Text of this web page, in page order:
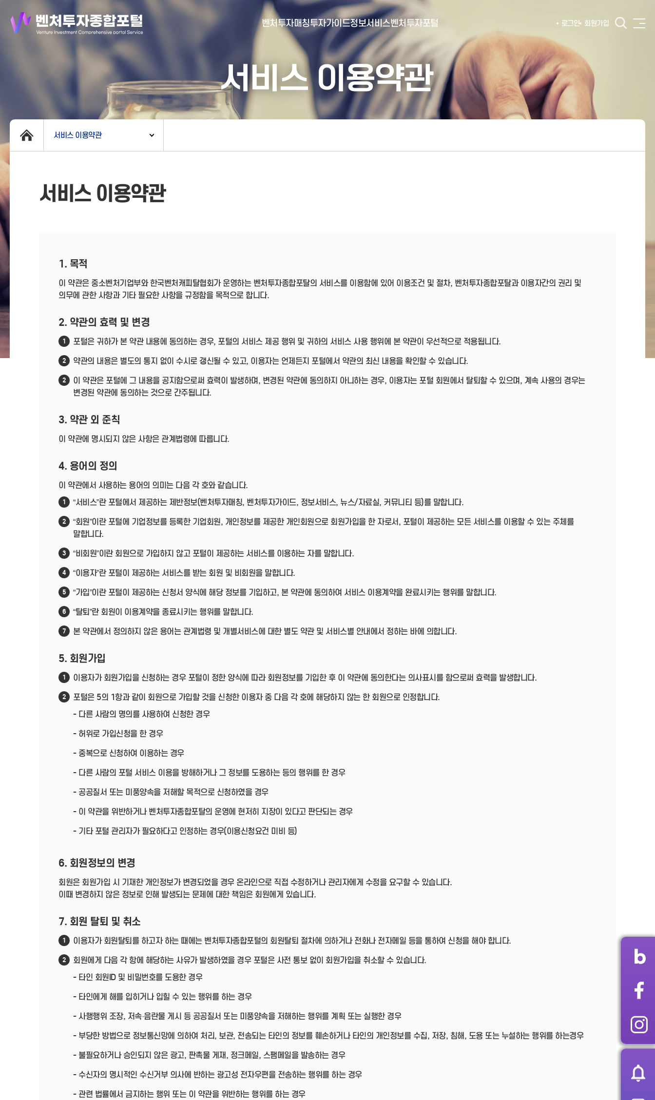
벤처투자매칭
- 벤처투자회사 전자공시
- 벤처투자마트란?
투자가이드정보서비스
- 대시보드
- 투자실적
- 민간벤처통계
- 통계/연구 보고서
- 투자확인서발급시
벤처투자포털
- 포털소개
- BI소개
로그인 회원가입
서비스 이용약관
서비스 이용약관
서비스 이용약관
1. 목적
이 약관은 중소벤처기업부와 한국벤처캐피탈협회가 운영하는 벤처투자종합포탈의 서비스를 이용함에 있어 이용조건 및 절차, 벤처투자종합포탈과 이용자간의 권리 및
의무에 관한 사항과 기타 필요한 사항을 규정함을 목적으로 합니다.
2. 약관의 효력 및 변경
1 포털은 귀하가 본 약관 내용에 동의하는 경우, 포털의 서비스 제공 행위 및 귀하의 서비스 사용 행위에 본 약관이 우선적으로 적용됩니다.
2 약관의 내용은 별도의 통지 없이 수시로 갱신될 수 있고, 이용자는 언제든지 포털에서 약관의 최신 내용을 확인할 수 있습니다.
2
이 약관은 포털에 그 내용을 공지함으로써 효력이 발생하며, 변경된 약관에 동의하지 아니하는 경우, 이용자는 포털 회원에서 탈퇴할 수 있으며, 계속 사용의 경우는
변경된 약관에 동의하는 것으로 간주됩니다.
3. 약관 외 준칙
이 약관에 명시되지 않은 사항은 관계법령에 따릅니다.
4. 용어의 정의
이 약관에서 사용하는 용어의 의미는 다음 각 호와 같습니다.
1 “서비스”란 포털에서 제공하는 제반정보(벤처투자매칭, 벤처투자가이드, 정보서비스, 뉴스/자료실, 커뮤니티 등)를 말합니다.
2
“회원”이란 포털에 기업정보를 등록한 기업회원, 개인정보를 제공한 개인회원으로 회원가입을 한 자로서, 포털이 제공하는 모든 서비스를 이용할 수 있는 주체를
말합니다.
3 “비회원”이란 회원으로 가입하지 않고 포털이 제공하는 서비스를 이용하는 자를 말합니다.
4 “이용자”란 포털이 제공하는 서비스를 받는 회원 및 비회원을 말합니다.
5 “가입”이란 포털이 제공하는 신청서 양식에 해당 정보를 기입하고, 본 약관에 동의하여 서비스 이용계약을 완료시키는 행위를 말합니다.
6 “탈퇴”란 회원이 이용계약을 종료시키는 행위를 말합니다.
7 본 약관에서 정의하지 않은 용어는 관계법령 및 개별서비스에 대한 별도 약관 및 서비스별 안내에서 정하는 바에 의합니다.
5. 회원가입
1 이용자가 회원가입을 신청하는 경우 포털이 정한 양식에 따라 회원정보를 기입한 후 이 약관에 동의한다는 의사표시를 함으로써 효력을 발생합니다.
2
포털은 5의 1항과 같이 회원으로 가입할 것을 신청한 이용자 중 다음 각 호에 해당하지 않는 한 회원으로 인정합니다.
- 다른 사람의 명의를 사용하여 신청한 경우
- 허위로 가입신청을 한 경우
- 중복으로 신청하여 이용하는 경우
- 다른 사람의 포털 서비스 이용을 방해하거나 그 정보를 도용하는 등의 행위를 한 경우
- 공공질서 또는 미풍양속을 저해할 목적으로 신청하였을 경우
- 이 약관을 위반하거나 벤처투자종합포탈의 운영에 현저히 지장이 있다고 판단되는 경우
- 기타 포털 관리자가 필요하다고 인정하는 경우(이용신청요건 미비 등)
6. 회원정보의 변경
회원은 회원가입 시 기재한 개인정보가 변경되었을 경우 온라인으로 직접 수정하거나 관리자에게 수정을 요구할 수 있습니다.
이때 변경하지 않은 정보로 인해 발생되는 문제에 대한 책임은 회원에게 있습니다.
7. 회원 탈퇴 및 취소
1 이용자가 회원탈퇴를 하고자 하는 때에는 벤처투자종합포털의 회원탈퇴 절차에 의하거나 전화나 전자메일 등을 통하여 신청을 해야 합니다.
2
회원에게 다음 각 항에 해당하는 사유가 발생하였을 경우 포털은 사전 통보 없이 회원가입을 취소할 수 있습니다.
- 타인 회원ID 및 비밀번호를 도용한 경우
- 타인에게 해를 입히거나 입힐 수 있는 행위를 하는 경우
- 사행행위 조장, 저속·음란물 게시 등 공공질서 또는 미풍양속을 저해하는 행위를 계획 또는 실행한 경우
- 부당한 방법으로 정보통신망에 의하여 처리, 보관, 전송되는 타인의 정보를 훼손하거나 타인의 개인정보를 수집, 저장, 침해, 도용 또는 누설하는 행위를 하는경우
- 불필요하거나 승인되지 않은 광고, 판촉물 게재, 정크메일, 스팸메일을 발송하는 경우
- 수신자의 명시적인 수신거부 의사에 반하는 광고성 전자우편을 전송하는 행위를 하는 경우
- 관련 법률에서 금지하는 행위 또는 이 약관을 위반하는 행위를 하는 경우